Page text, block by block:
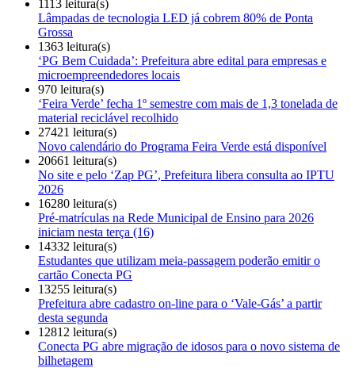
1113 leitura(s)
Lâmpadas de tecnologia LED já cobrem 80% de Ponta
Grossa
1363 leitura(s)
‘PG Bem Cuidada’: Prefeitura abre edital para empresas e
microempreendedores locais
970 leitura(s)
‘Feira Verde’ fecha 1º semestre com mais de 1,3 tonelada de
material reciclável recolhido
27421 leitura(s)
Novo calendário do Programa Feira Verde está disponível
20661 leitura(s)
No site e pelo ‘Zap PG’, Prefeitura libera consulta ao IPTU
2026
16280 leitura(s)
Pré-matrículas na Rede Municipal de Ensino para 2026
iniciam nesta terça (16)
14332 leitura(s)
Estudantes que utilizam meia-passagem poderão emitir o
cartão Conecta PG
13255 leitura(s)
Prefeitura abre cadastro on-line para o ‘Vale-Gás’ a partir
desta segunda
12812 leitura(s)
Conecta PG abre migração de idosos para o novo sistema de
bilhetagem